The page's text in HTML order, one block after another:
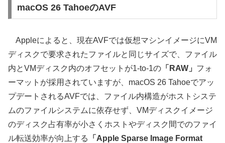
macOS 26 TahoeのAVF
Appleによると、現在AVFでは仮想マシンイメージにVM
ディスクで要求されたファイルと同じサイズで、ファイル
内とVMディスク内のオフセットが1-to-1の 「RAW」 フォ
ーマットが採用されていますが、macOS 26 Tahoeでアッ
プデートされるAVFでは、ファイル内構造がホストシステ
ムのファイルシステムに依存せず、VMディスクイメージ
のディスク占有率が小さくホストやディスク間でのファイ
ル転送効率が向上する
「Apple Sparse Image Format